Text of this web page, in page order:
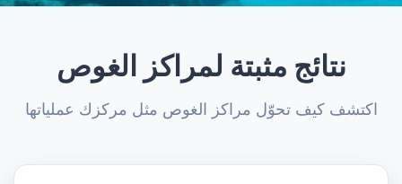
نتائج مثبتة لمراكز الغوص
اكتشف كيف تحوّل مراكز الغوص مثل مركزك عملياتها